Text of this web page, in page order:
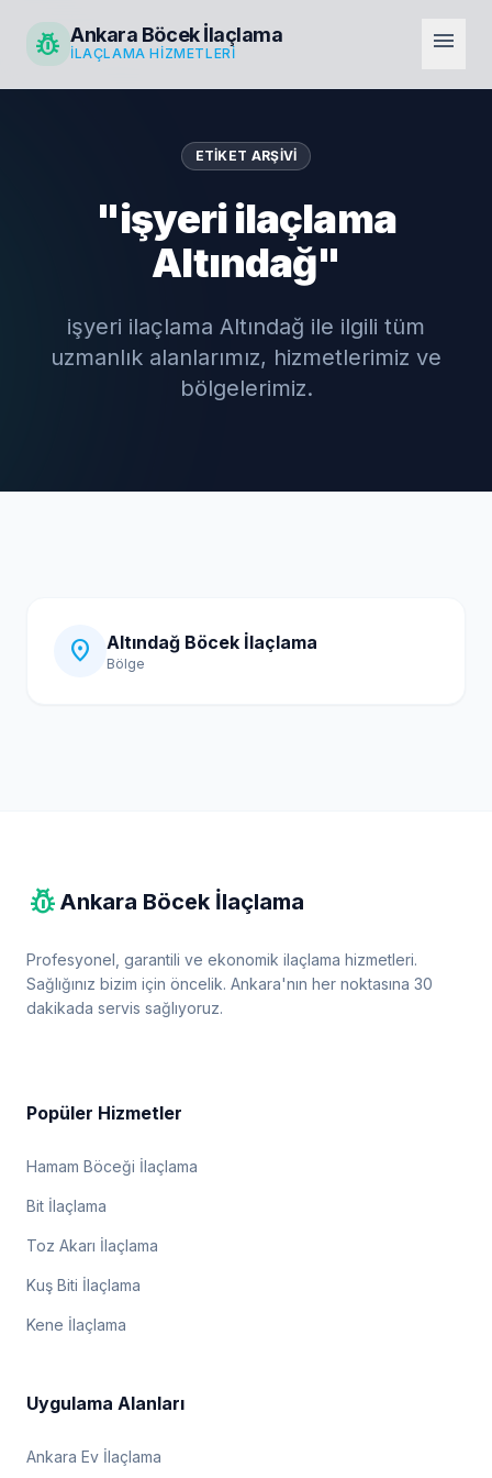
pest_control Ankara Böcek İlaçlama
İLAÇLAMA HIZMETLERI menu
ETIKET ARŞIVI
"işyeri ilaçlama
Altındağ"
işyeri ilaçlama Altındağ ile ilgili tüm
uzmanlık alanlarımız, hizmetlerimiz ve
bölgelerimiz.
location_on Altındağ Böcek İlaçlama
Bölge
pest_control Ankara Böcek İlaçlama
Profesyonel, garantili ve ekonomik ilaçlama hizmetleri.
Sağlığınız bizim için öncelik. Ankara'nın her noktasına 30
dakikada servis sağlıyoruz.
Popüler Hizmetler
Hamam Böceği İlaçlama
Bit İlaçlama
Toz Akarı İlaçlama
Kuş Biti İlaçlama
Kene İlaçlama
Uygulama Alanları
Ankara Ev İlaçlama